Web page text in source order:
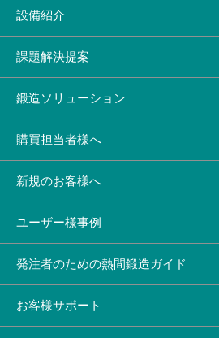
設備紹介
課題解決提案
鍛造ソリューション
購買担当者様へ
新規のお客様へ
ユーザー様事例
発注者のための熱間鍛造ガイド
お客様サポート